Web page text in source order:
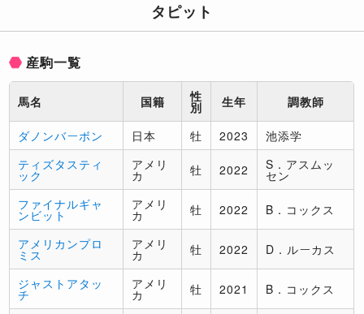
タピット
産駒一覧
馬名 国籍 性
別 生年 調教師
ダノンバーボン 日本 牡 2023
池添学
ティズタスティ
ック
アメリ
カ 牡 2022 S．アスムッ
セン
ファイナルギャ
ンビット
アメリ
カ 牡 2022 B．コックス
アメリカンプロ
ミス
アメリ
カ 牡 2022 D．ルーカス
ジャストアタッ
チ
アメリ
カ 牡 2021 B．コックス